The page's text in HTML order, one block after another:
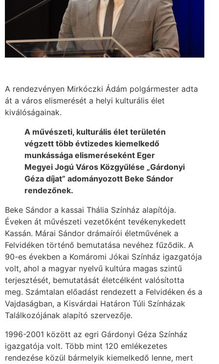
A rendezvényen Mirkóczki Ádám polgármester adta
át a város elismerését a helyi kulturális élet
kiválóságainak.
A művészeti, kulturális élet területén
végzett több évtizedes kiemelkedő
munkássága elismeréseként Eger
Megyei Jogú Város Közgyűlése „Gárdonyi
Géza díjat” adományozott Beke Sándor
rendezőnek.
Beke Sándor a kassai Thália Színház alapítója.
Éveken át művészeti vezetőként tevékenykedett
Kassán. Márai Sándor drámaírói életművének a
Felvidéken történő bemutatása nevéhez fűződik. A
90-es években a Komáromi Jókai Színház igazgatója
volt, ahol a magyar nyelvű kultúra magas szintű
terjesztését, bemutatását életcélként valósította
meg. Számtalan előadást rendezett a Felvidéken és a
Vajdaságban, a Kisvárdai Határon Túli Színházak
Találkozójának alapító szervezője.
1996-2001 között az egri Gárdonyi Géza Színház
igazgatója volt. Több mint 120 emlékezetes
rendezése közül bármelyik kiemelkedő lenne, mert